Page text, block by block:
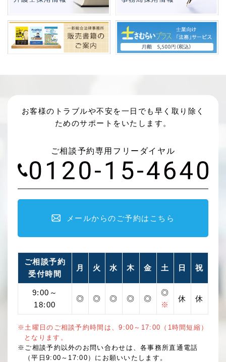
お客様のトラブルや不安を一日でも早く取り除く
ためのサポートをいたします。
ご相談予約専用フリーダイヤル
メールからのご予約はこちら
ご相談予約
受付時間
月 火 水 木 金 土 日 祝
9:00～
18:00
◎ ◎ ◎ ◎ ◎
◎
※
休 休
※土曜日のご相談予約時間は、9:00～17:00（1時間短縮）
となります。
※ご相談予約以外のお問い合わせは、各事務所直通電話
（平日9:00～17:00）にお願いいたします。